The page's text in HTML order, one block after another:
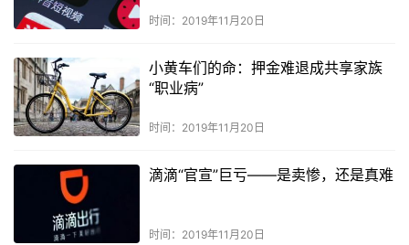
时间：2019年11月20日
小黄车们的命：押金难退成共享家族
“职业病”
时间：2019年11月20日
滴滴“官宣”巨亏——是卖惨，还是真难
时间：2019年11月20日